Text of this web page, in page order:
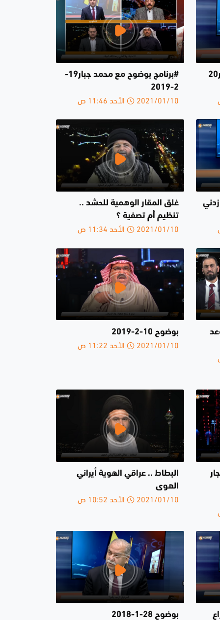
#برنامج بوضوح مع محمد جبار20
#برنامج بوضوح مع محمد جبار19-
2-2019
2021/01/10 الأحد 11:46 ص
غلق المقار الوهمية للحشد ..
تنظيم أم تصفية ؟
2021/01/10 الأحد 11:34 ص
بوضوح 10-2-2019
2021/01/10 الأحد 11:22 ص
البطاط .. عراقي الهوية أيراني
الهوى
2021/01/10 الأحد 10:52 ص
بوضوح 28-1-2018